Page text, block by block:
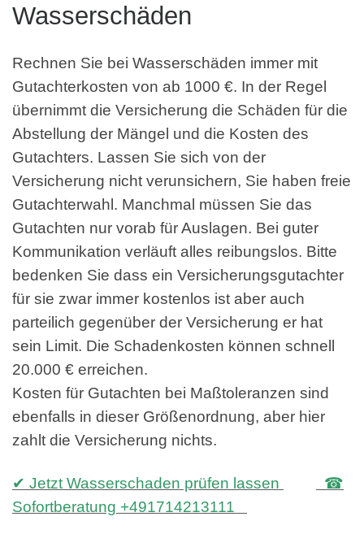
Wasserschäden
Rechnen Sie bei Wasserschäden immer mit
Gutachterkosten von ab 1000 €. In der Regel
übernimmt die Versicherung die Schäden für die
Abstellung der Mängel und die Kosten des
Gutachters. Lassen Sie sich von der
Versicherung nicht verunsichern, Sie haben freie
Gutachterwahl. Manchmal müssen Sie das
Gutachten nur vorab für Auslagen. Bei guter
Kommunikation verläuft alles reibungslos. Bitte
bedenken Sie dass ein Versicherungsgutachter
für sie zwar immer kostenlos ist aber auch
parteilich gegenüber der Versicherung er hat
sein Limit. Die Schadenkosten können schnell
20.000 € erreichen.
Kosten für Gutachten bei Maßtoleranzen sind
ebenfalls in dieser Größenordnung, aber hier
zahlt die Versicherung nichts.
✔ Jetzt Wasserschaden prüfen lassen
☎
Sofortberatung +491714213111